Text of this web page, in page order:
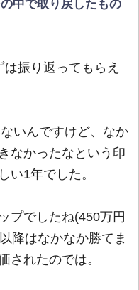
中で取り戻したもの
振り返ってもらえ
いんですけど、なか
なかったなという印
い1年でした。
プでしたね(450万円
降はなかなか勝てま
されたのでは。